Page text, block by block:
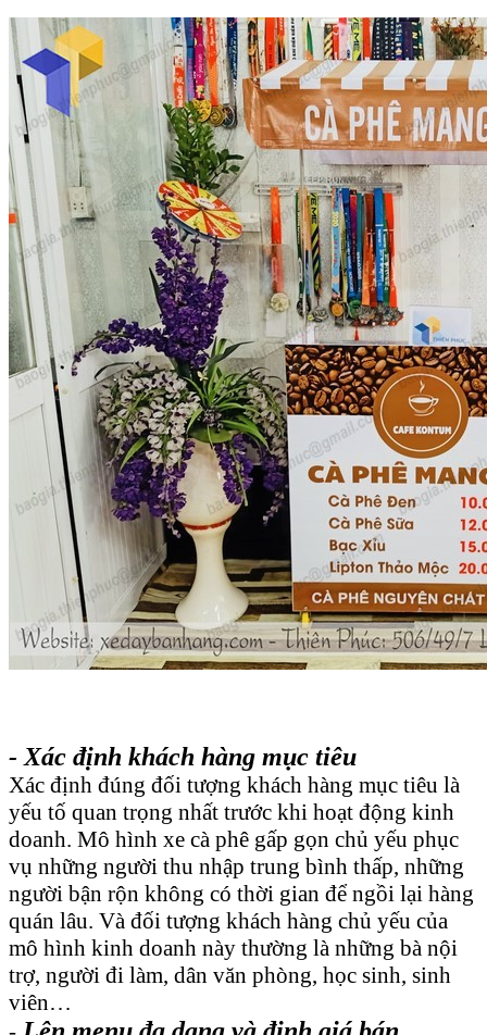
- Xác định khách hàng mục tiêu
Xác định đúng đối tượng khách hàng mục tiêu là
yếu tố quan trọng nhất trước khi hoạt động kinh
doanh. Mô hình xe cà phê gấp gọn chủ yếu phục
vụ những người thu nhập trung bình thấp, những
người bận rộn không có thời gian để ngồi lại hàng
quán lâu. Và đối tượng khách hàng chủ yếu của
mô hình kinh doanh này thường là những bà nội
trợ, người đi làm, dân văn phòng, học sinh, sinh
viên…